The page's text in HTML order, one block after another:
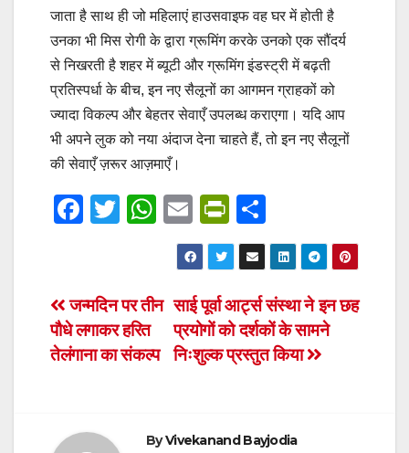
जाता है साथ ही जो महिलाएं हाउसवाइफ वह घर में होती है
उनका भी मिस रोगी के द्वारा ग्रूमिंग करके उनको एक सौंदर्य
से निखरती है शहर में ब्यूटी और ग्रूमिंग इंडस्ट्री में बढ़ती
प्रतिस्पर्धा के बीच, इन नए सैलूनों का आगमन ग्राहकों को
ज्यादा विकल्प और बेहतर सेवाएँ उपलब्ध कराएगा। यदि आप
भी अपने लुक को नया अंदाज देना चाहते हैं, तो इन नए सैलूनों
की सेवाएँ ज़रूर आज़माएँ।
F
e
b
o
T
er
W
at
s
A
p
E
m
ail
Pr
in
tF
ri
e
n
h
ar
e
Post
navigation
साई पूर्वा आर्ट्स संस्था ने इन छह
प्रयोगों को दर्शकों के सामने
निःशुल्क प्रस्तुत किया
जन्मदिन पर तीन
पौधे लगाकर हरित
तेलंगाना का संकल्प
ByVivekanand Bayjodia